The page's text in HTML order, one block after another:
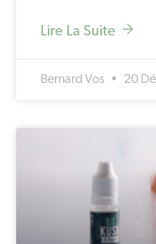
Lire La Suite
Bernard Vos 20